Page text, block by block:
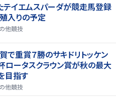
テイエムスパーダが競走馬登録
入りの予定
他競技
で重賞７勝のサキドリトッケン
ロータスクラウン賞が秋の最大
目指す
他競技